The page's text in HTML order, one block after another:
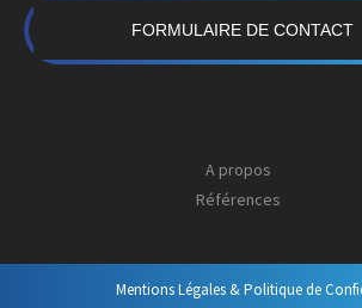
FORMULAIRE DE CONTACT
A propos
Références
Mentions Légales & Politique de